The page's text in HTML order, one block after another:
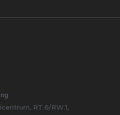
RT.6/RW.1,